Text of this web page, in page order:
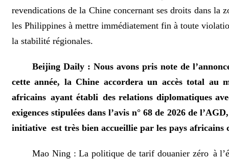
revendications de la Chine concernant ses droits dans la
les Philippines à mettre immédiatement fin à toute
la stabilité régionales.
Beijing Daily : Nous avons pris note de
cette année, la Chine accordera un accès total au
africains ayant établi des relations diplomatiques
exigences stipulées dans l’avis n° 68 de 2026 de
initiative est très bien accueillie par les pays africains
Mao Ning : La politique de tarif douanier zéro à